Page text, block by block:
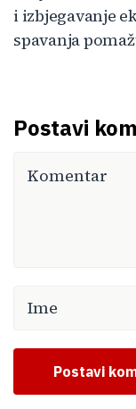
i izbjegavanje
spavanja
Postavi
Postavi